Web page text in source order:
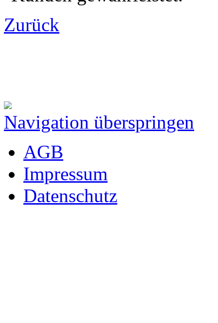
Zurück
Navigation überspringen
AGB
Impressum
Datenschutz